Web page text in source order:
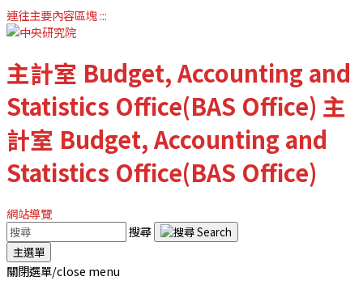
連往主要內容區塊:::
主計室 Budget, Accounting and
Statistics Office(BAS Office) 主
計室 Budget, Accounting and
Statistics Office(BAS Office)
網站導覽
搜尋
主選單
關閉選單/close menu